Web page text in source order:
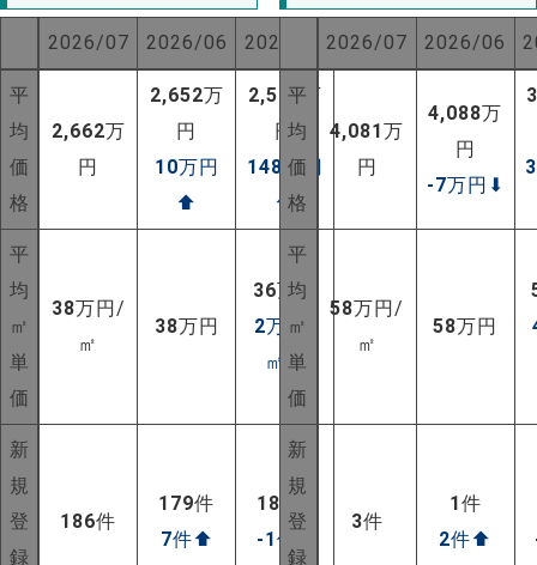
NEW!
2026/07 2026/06 2025/07
平
均
価
格
2,662万
円
2,652万
円
10万円
⬆
2,514万
円
148 万円
⬆
平
均
㎡
単
価
38万円/
㎡
38万円
36万円
2万円/
㎡ ⬆
新
規
登
録
186件
179件
7件⬆
187 件
-1件
2026/07 2026/06
平
均
価
格
4,081万
円
4,088万
円
-7万円 ⬇
平
均
㎡
単
価
58万円/
㎡
58万円
新
規
登
録
3件
1件
2件⬆